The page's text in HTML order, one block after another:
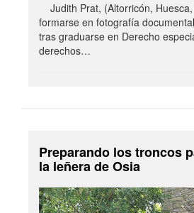
Judith Prat, (Altorricón,
formarse en fotografía
tras graduarse en Derecho
derechos…
Preparando los troncos
la leñera de Osia